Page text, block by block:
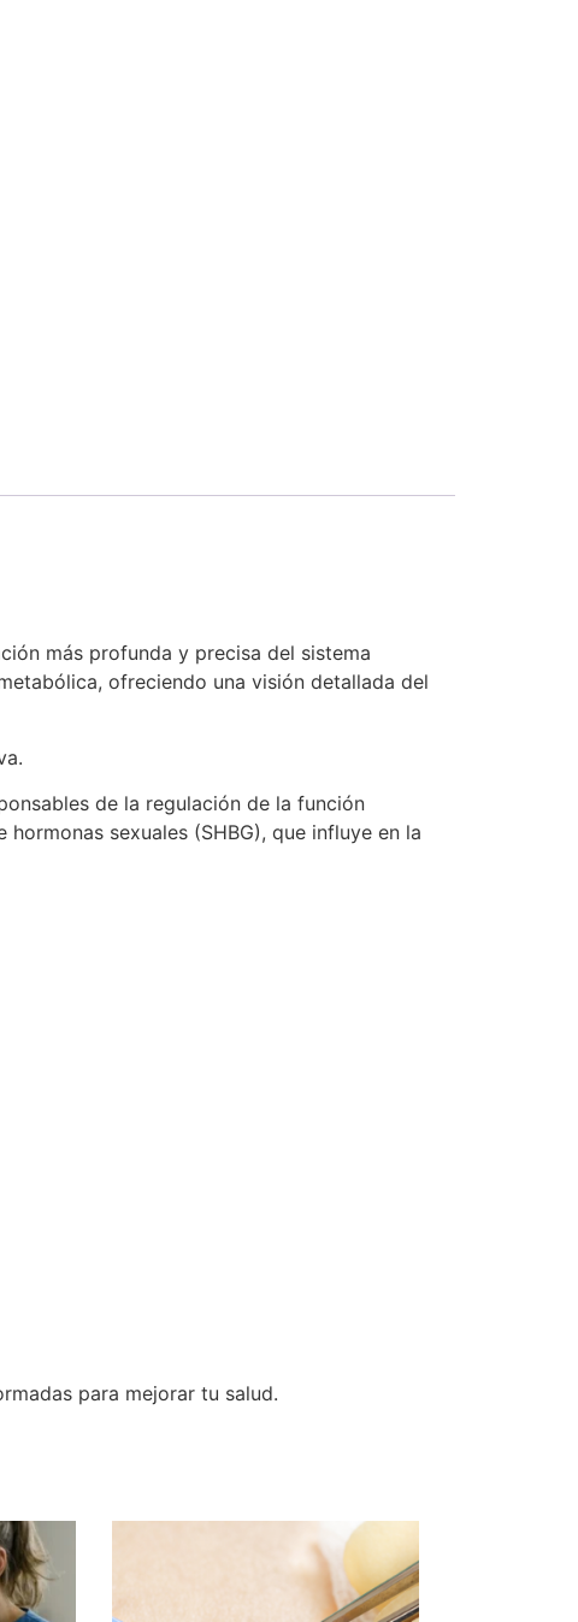
más profunda y precisa del sistema
ofreciendo una visión detallada del
de la regulación de la función
sexuales (SHBG), que influye en la
para mejorar tu salud.